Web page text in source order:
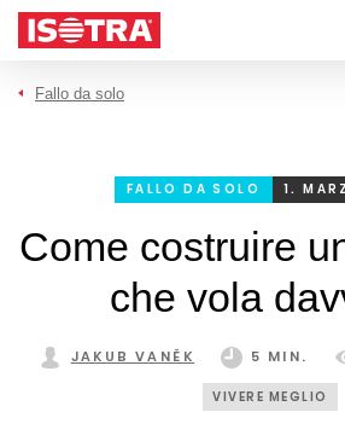
Vai al contenuto
Fallo da solo
FALLO DA SOLO 1.
Come costruire
che vola
JAKUB VANĚK 5 MIN.
VIVERE MEGLIO